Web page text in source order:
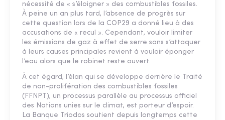
nécessité de « s’éloigner » des combustibles fossiles.
À peine un an plus tard, l’absence de progrès sur
cette question lors de la COP29 a donné lieu à des
accusations de « recul ». Cependant, vouloir limiter
les émissions de gaz à effet de serre sans s’attaquer
à leurs causes principales revient à vouloir éponger
l’eau alors que le robinet reste ouvert.
À cet égard, l’élan qui se développe derrière le Traité
de non-prolifération des combustibles fossiles
(FFNPT), un processus parallèle au processus officiel
des Nations unies sur le climat, est porteur d’espoir.
La Banque Triodos soutient depuis longtemps cette